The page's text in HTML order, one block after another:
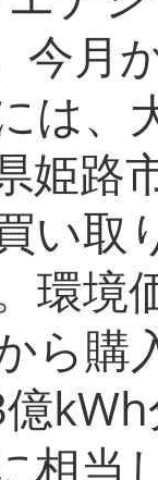
今月
は、
姫路
い取
環境
ら購
相当